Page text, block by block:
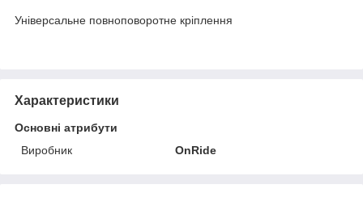
Універсальне повноповоротне кріплення
Характеристики
Основні атрибути
Виробник
OnRide